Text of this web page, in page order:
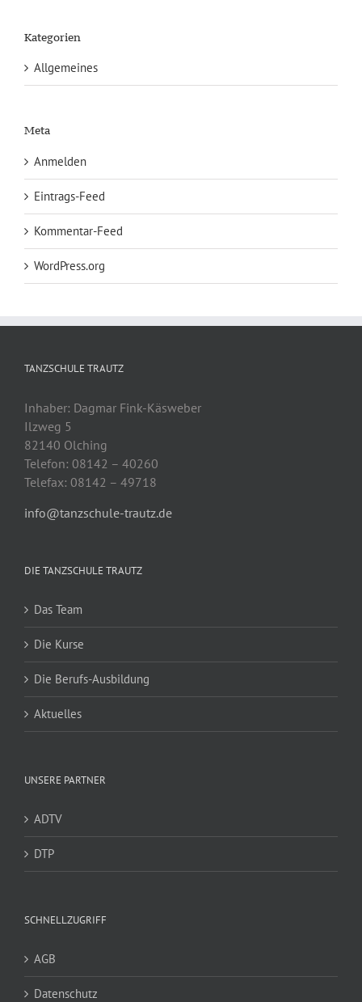
Kategorien
Allgemeines
Meta
Anmelden
Eintrags-Feed
Kommentar-Feed
WordPress.org
TANZSCHULE TRAUTZ
Inhaber: Dagmar Fink-Käsweber
Ilzweg 5
82140 Olching
Telefon: 08142 – 40260
Telefax: 08142 – 49718
info@tanzschule-trautz.de
DIE TANZSCHULE TRAUTZ
Das Team
Die Kurse
Die Berufs-Ausbildung
Aktuelles
UNSERE PARTNER
ADTV
DTP
SCHNELLZUGRIFF
AGB
Datenschutz